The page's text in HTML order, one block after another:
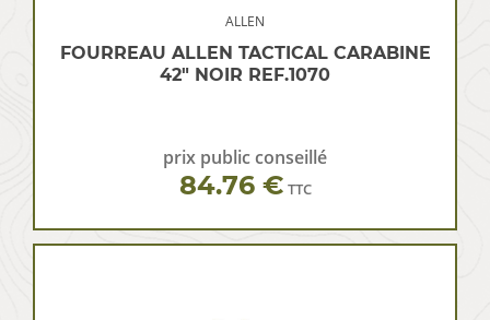
ALLEN
FOURREAU ALLEN TACTICAL CARABINE
42″ NOIR REF.1070
prix public conseillé
84.76 € TTC